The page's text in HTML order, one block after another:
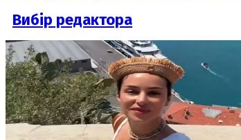
Вибір редактора